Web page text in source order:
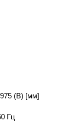
(В) [мм]
Гц